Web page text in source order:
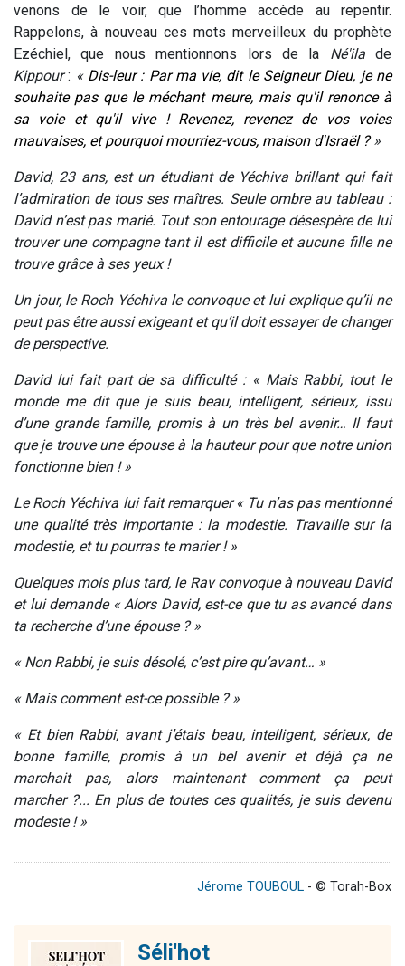
venons de le voir, que l’homme accède au repentir.
Rappelons, à nouveau ces mots merveilleux du prophète
Ezéchiel, que nous mentionnons lors de la Né'ilade
Kippour: « Dis-leur : Par ma vie, dit le Seigneur Dieu, je ne
souhaite pas que le méchant meure, mais qu'il renonce à
sa voie et qu'il vive ! Revenez, revenez de vos voies
mauvaises, et pourquoi mourriez-vous, maison d'Israël ?»
David, 23 ans, est un étudiant de Yéchiva brillant qui fait
l’admiration de tous ses maîtres. Seule ombre au tableau :
David n’est pas marié. Tout son entourage désespère de lui
trouver une compagne tant il est difficile et aucune fille ne
trouve grâce à ses yeux !
Un jour, le Roch Yéchiva le convoque et lui explique qu’il ne
peut pas être aussi exigeant et qu’il doit essayer de changer
de perspective.
David lui fait part de sa difficulté : « Mais Rabbi, tout le
monde me dit que je suis beau, intelligent, sérieux, issu
d’une grande famille, promis à un très bel avenir… Il faut
que je trouve une épouse à la hauteur pour que notre union
fonctionne bien ! »
Le Roch Yéchiva lui fait remarquer « Tu n’as pas mentionné
une qualité très importante : la modestie. Travaille sur la
modestie, et tu pourras te marier ! »
Quelques mois plus tard, le Rav convoque à nouveau David
et lui demande « Alors David, est-ce que tu as avancé dans
ta recherche d’une épouse ? »
« Non Rabbi, je suis désolé, c’est pire qu’avant… »
« Mais comment est-ce possible ? »
« Et bien Rabbi, avant j’étais beau, intelligent, sérieux, de
bonne famille, promis à un bel avenir et déjà ça ne
marchait pas, alors maintenant comment ça peut
marcher ?... En plus de toutes ces qualités, je suis devenu
modeste ! »
Jérome TOUBOUL - © Torah-Box
Séli'hot